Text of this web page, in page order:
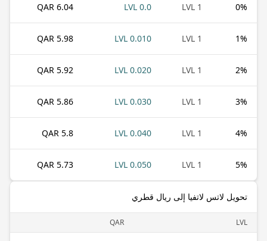
0%
1 LVL
0.0 LVL
6.04 QAR
1%
1 LVL
0.010 LVL
5.98 QAR
2%
1 LVL
0.020 LVL
5.92 QAR
3%
1 LVL
0.030 LVL
5.86 QAR
4%
1 LVL
0.040 LVL
5.8 QAR
5%
1 LVL
0.050 LVL
5.73 QAR
تحويل لاتس لاتفيا إلى ريال قطري
LVL
QAR